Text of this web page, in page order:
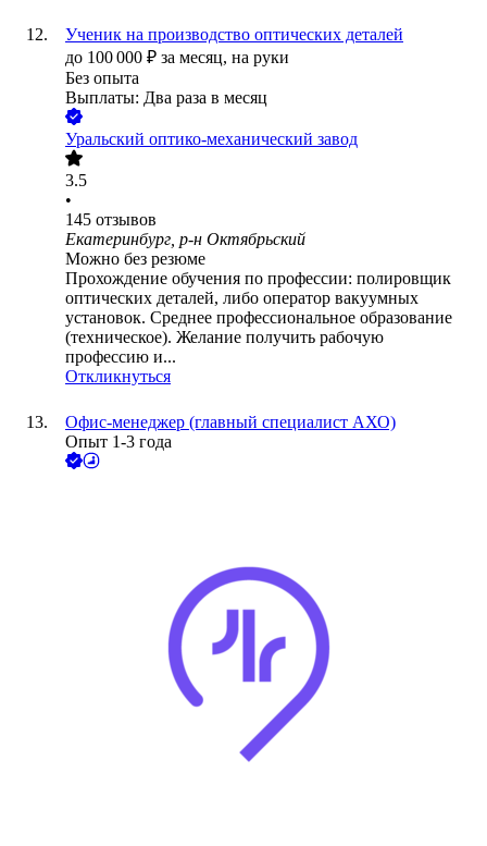
Ученик на производство оптических деталей
до 100 000 ₽ за месяц, на руки
Без опыта
Выплаты: Два раза в месяц
Уральский оптико-механический завод
3.5
•
145 отзывов
Екатеринбург, р-н Октябрьский
Можно без резюме
Прохождение обучения по профессии: полировщик
оптических деталей, либо оператор вакуумных
установок. Среднее профессиональное образование
(техническое). Желание получить рабочую
профессию и...
Откликнуться
Офис-менеджер (главный специалист АХО)
Опыт 1-3 года